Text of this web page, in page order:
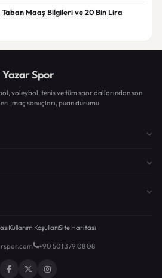
Taban Maaş Bilgileri ve 20 Bin Lira
Yazar Spor
voleybol, tenis ve tüm spor dallarından son
maç sonuçları, puan durumu
Kullanım KoşullarıSite Haritası
+90 501 379 08 08